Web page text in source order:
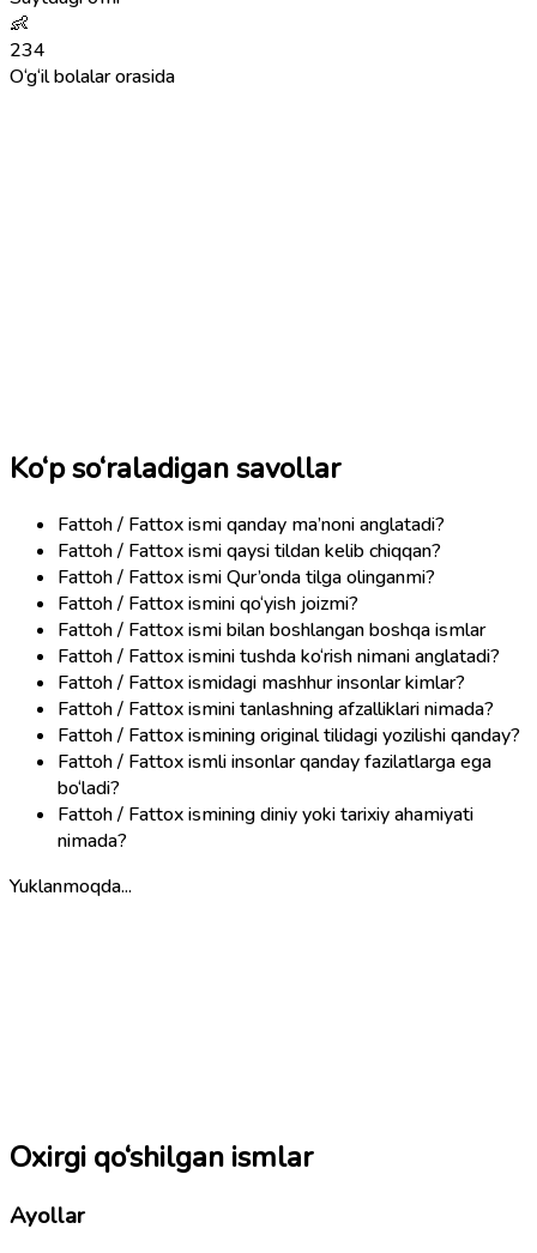
👶
234
O‘g‘il bolalar orasida
Ko‘p so‘raladigan savollar
Fattoh / Fattox ismi qanday ma’noni anglatadi?
Fattoh / Fattox ismi qaysi tildan kelib chiqqan?
Fattoh / Fattox ismi Qur’onda tilga olinganmi?
Fattoh / Fattox ismini qo‘yish joizmi?
Fattoh / Fattox ismi bilan boshlangan boshqa ismlar
Fattoh / Fattox ismini tushda ko‘rish nimani anglatadi?
Fattoh / Fattox ismidagi mashhur insonlar kimlar?
Fattoh / Fattox ismini tanlashning afzalliklari nimada?
Fattoh / Fattox ismining original tilidagi yozilishi qanday?
Fattoh / Fattox ismli insonlar qanday fazilatlarga ega
bo‘ladi?
Fattoh / Fattox ismining diniy yoki tarixiy ahamiyati
nimada?
Yuklanmoqda...
Oxirgi qo‘shilgan ismlar
Ayollar